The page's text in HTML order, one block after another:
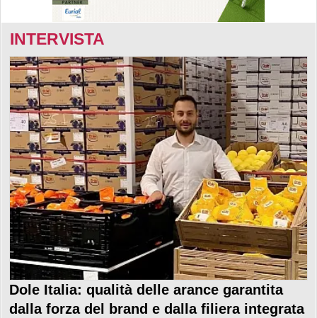
INTERVISTA
Dole Italia: qualità delle arance garantita
dalla forza del brand e dalla filiera integrata